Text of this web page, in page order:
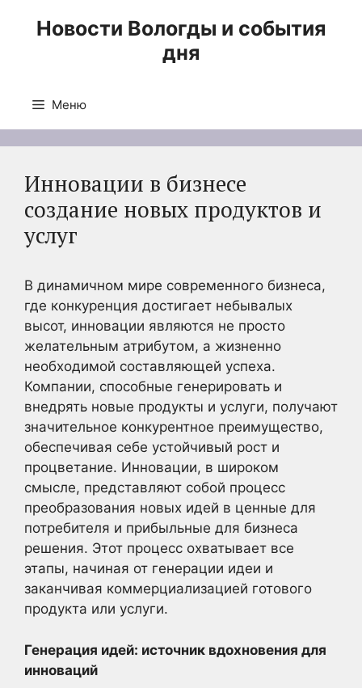
Новости Вологды и события
дня
Меню
Инновации в бизнесе
создание новых продуктов и
услуг
В динамичном мире современного бизнеса,
где конкуренция достигает небывалых
высот, инновации являются не просто
желательным атрибутом, а жизненно
необходимой составляющей успеха.
Компании, способные генерировать и
внедрять новые продукты и услуги, получают
значительное конкурентное преимущество,
обеспечивая себе устойчивый рост и
процветание. Инновации, в широком
смысле, представляют собой процесс
преобразования новых идей в ценные для
потребителя и прибыльные для бизнеса
решения. Этот процесс охватывает все
этапы, начиная от генерации идеи и
заканчивая коммерциализацией готового
продукта или услуги.
Генерация идей: источник вдохновения для
инноваций